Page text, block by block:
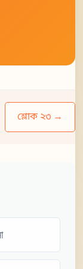
শ্লোক ২৩ →